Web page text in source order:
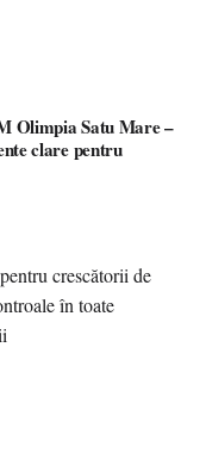
Olimpia Satu Mare –
clare pentru